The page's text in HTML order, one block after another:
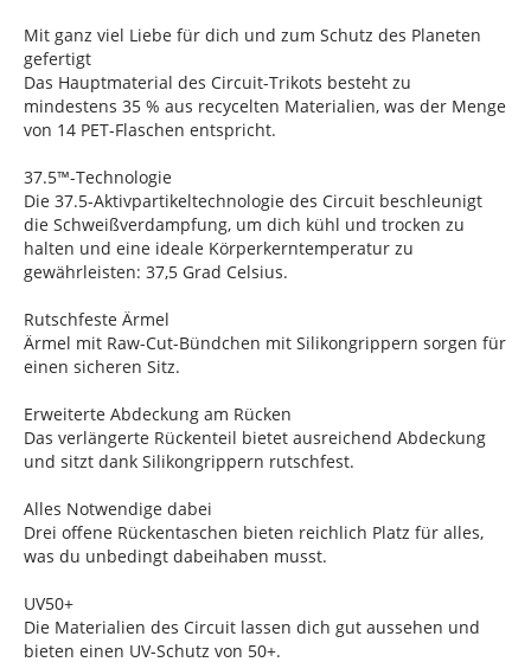
Mit ganz viel Liebe für dich und zum Schutz des Planeten
gefertigt
Das Hauptmaterial des Circuit-Trikots besteht zu
mindestens 35 % aus recycelten Materialien, was der Menge
von 14 PET-Flaschen entspricht.
37.5™-Technologie
Die 37.5-Aktivpartikeltechnologie des Circuit beschleunigt
die Schweißverdampfung, um dich kühl und trocken zu
halten und eine ideale Körperkerntemperatur zu
gewährleisten: 37,5 Grad Celsius.
Rutschfeste Ärmel
Ärmel mit Raw-Cut-Bündchen mit Silikongrippern sorgen für
einen sicheren Sitz.
Erweiterte Abdeckung am Rücken
Das verlängerte Rückenteil bietet ausreichend Abdeckung
und sitzt dank Silikongrippern rutschfest.
Alles Notwendige dabei
Drei offene Rückentaschen bieten reichlich Platz für alles,
was du unbedingt dabeihaben musst.
UV50+
Die Materialien des Circuit lassen dich gut aussehen und
bieten einen UV-Schutz von 50+.